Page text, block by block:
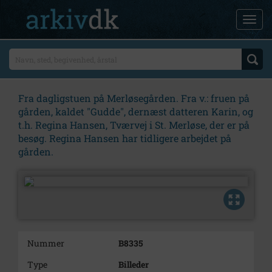
Fra dagligstuen på Merløsegården. Fra v.: fruen på
gården, kaldet "Gudde", dernæst datteren Karin, og
t.h. Regina Hansen, Tværvej i St. Merløse, der er på
besøg. Regina Hansen har tidligere arbejdet på
gården.
Nummer
B8335
Type
Billeder